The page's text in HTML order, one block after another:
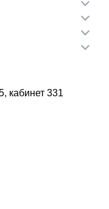
кабинет 331